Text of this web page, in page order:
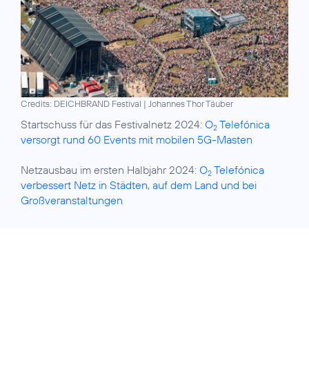
Credits: DEICHBRAND Festival | Johannes Thor Täuber
Startschuss für das Festivalnetz 2024: O2 Telefónica
versorgt rund 60 Events mit mobilen 5G-Masten
Netzausbau im ersten Halbjahr 2024: O2 Telefónica
verbessert Netz in Städten, auf dem Land und bei
Großveranstaltungen